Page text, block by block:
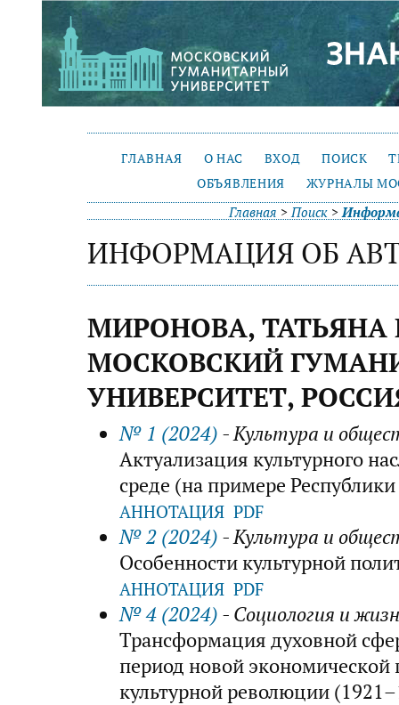
ГЛАВНАЯ О НАС ВХОД ПОИСК
ОБЪЯВЛЕНИЯ
ЖУРНАЛЫ
Главная >Поиск >
ИНФОРМАЦИЯ ОБ
МИРОНОВА, ТАТЬЯНА
МОСКОВСКИЙ
УНИВЕРСИТЕТ,
№ 1 (2024) - Культура и
Актуализация культурного
среде (на примере
АННОТАЦИЯ PDF
№ 2 (2024) - Культура и
Особенности культурной
АННОТАЦИЯ PDF
№ 4 (2024) - Социология и
Трансформация духовной
период новой
культурной революции